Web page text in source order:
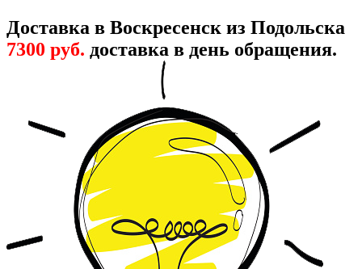
Доставка в Воскресенск из Подольска
7300 руб. доставка в день обращения.